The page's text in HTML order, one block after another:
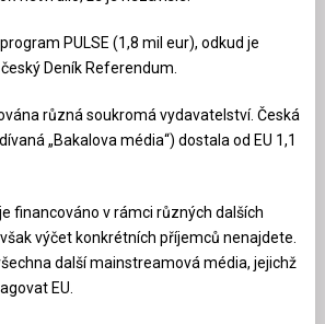
PULSE (1,8 mil eur), odkud je
Deník Referendum.
různá soukromá vydavatelství. Česká
„Bakalova média“) dostala od EU 1,1
financováno v rámci různých dalších
výčet konkrétních příjemců nenajdete.
další mainstreamová média, jejichž
EU.